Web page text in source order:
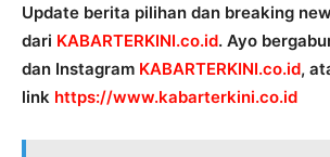
Update berita pilihan dan breaking
dari KABARTERKINI.co.id. Ayo
dan Instagram KABARTERKINI.co.id,
link https://www.kabarterkini.co.id